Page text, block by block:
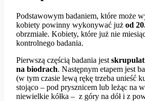
Podstawowym badaniem, które może
kobiety powinny wykonywać już od
obrzmiałe. Kobiety, które już nie
kontrolnego badania.
Pierwszą częścią badania jest
na biodrach. Następnym etapem jest
(w tym czasie lewą rękę trzeba unieść
stojąco – pod prysznicem lub leżąc na
niewielkie kółka – z góry na dół i z